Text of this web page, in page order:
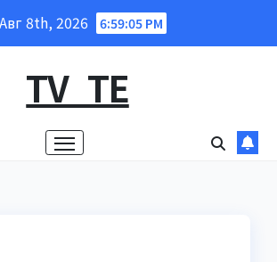
8th, 2026 6:59:07 PM
TV_TE